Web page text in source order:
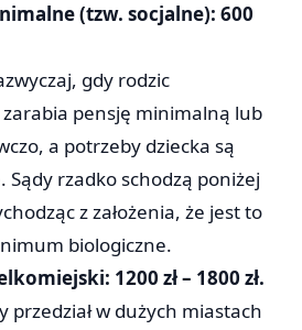
(tzw. socjalne): 600
gdy rodzic
pensję minimalną lub
a potrzeby dziecka są
Sądy rzadko schodzą poniżej
z założenia, że jest to
biologiczne.
1200 zł – 1800 zł.
przedział w dużych miastach